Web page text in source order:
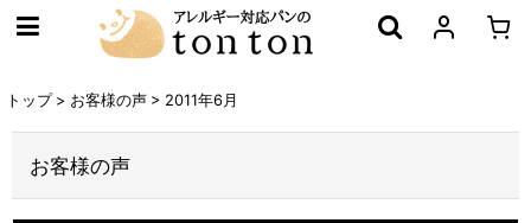
トップ > お客様の声 > 2011年6月
お客様の声